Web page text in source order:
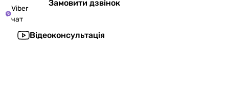
Viber
чат
Замовити дзвінок
Відеоконсультація